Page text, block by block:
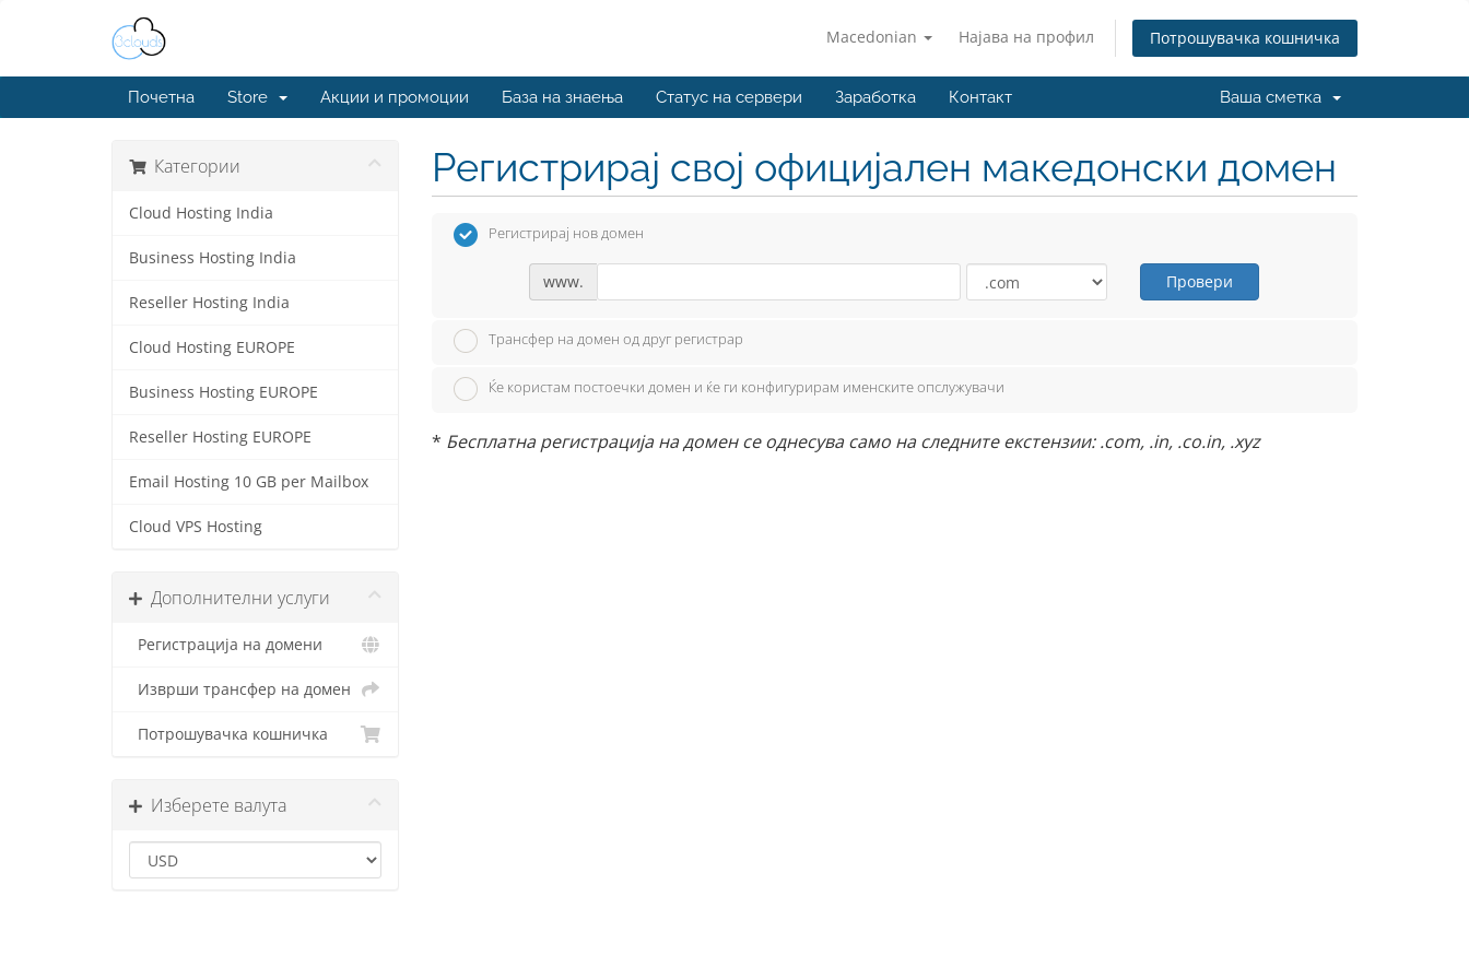
Macedonian Најава на профил Потрошувачка кошничка
Почетна Store Акции и промоции База на знаења Статус на сервери Заработка Контакт Ваша сметка
Категории
Cloud Hosting India
Business Hosting India
Reseller Hosting India
Cloud Hosting EUROPE
Business Hosting EUROPE
Reseller Hosting EUROPE
Email Hosting 10 GB per Mailbox
Cloud VPS Hosting
Дополнителни услуги
Регистрација на домени
Изврши трансфер на домен
Потрошувачка кошничка
Изберете валута
Регистрирај свој официјален македонски домен
Регистрирај нов домен
www. Провери
Трансфер на домен од друг регистрар
Ќе користам постоечки домен и ќе ги конфигурирам именските опслужувачи
* Бесплатна регистрација на домен се однесува само на следните екстензии: .com, .in, .co.in, .xyz